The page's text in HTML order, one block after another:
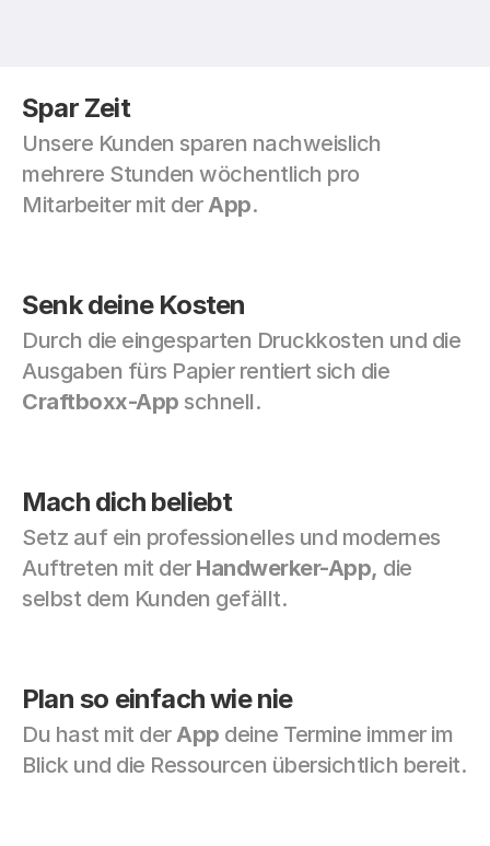
Spar Zeit
Unsere Kunden sparen nachweislich
mehrere Stunden wöchentlich pro
Mitarbeiter mit der App.
Senk deine Kosten
Durch die eingesparten Druckkosten und die
Craftboxx-App schnell.
Mach dich beliebt
Setz auf ein professionelles und modernes
Auftreten mit der Handwerker-App, die
selbst dem Kunden gefällt.
Plan so einfach wie nie
Du hast mit der App deine Termine immer im
Blick und die Ressourcen übersichtlich bereit.